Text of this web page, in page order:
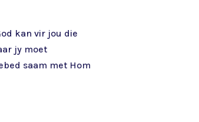
kan vir jou die
jy moet
saam met Hom